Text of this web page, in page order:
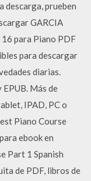
descarga, prueben
GARCIA
16 para Piano PDF
para descargar
diarias.
Más de
IPAD, PC o
Piano Course
ebook en
Part 1 Spanish
de PDF, libros de